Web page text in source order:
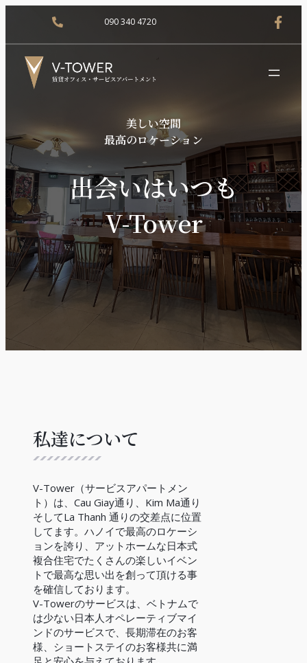
090 340 4720
美しい空間
最高のロケーション
出会いはいつも
V-Tower
私達について
V-Tower（サービスアパートメン
ト）は、Cau Giay通り、Kim Ma通り
そしてLa Thanh 通りの交差点に位置
してます。ハノイで最高のロケーシ
ョンを誇り、アットホームな日本式
複合住宅でたくさんの楽しいイベン
トで最高な思い出を創って頂ける事
を確信しております。
V-Towerのサービスは、ベトナムで
は少ない日本人オペレーティブマイ
ンドのサービスで、長期滞在のお客
様、ショートステイのお客様共に満